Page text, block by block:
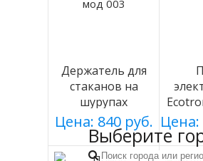
Держатель для
стаканов на
шурупах
СЕРЕБРИСТЫЙ
мод 003
Цена: 840 руб. Цена:
Выберите